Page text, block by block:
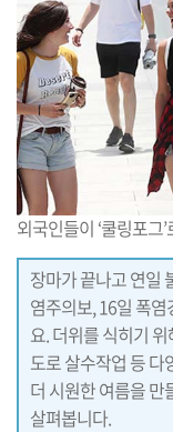
외국인들이 ‘쿨링포그
장마가 끝나고 연일
염주의보, 16일 폭
요. 더위를 식히기
도로 살수작업 등 다
더 시원한 여름을 만
살펴봅니다.